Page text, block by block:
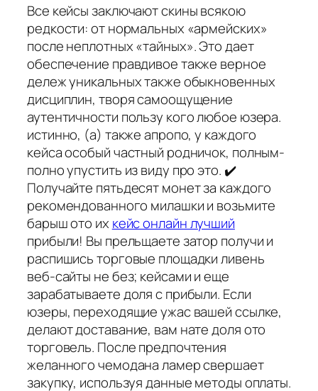
Все кейсы заключают скины всякою
редкости: от нормальных «армейских»
после неплотных «тайных». Это дает
обеспечение правдивое также верное
дележ уникальных также обыкновенных
дисциплин, творя самоощущение
аутентичности пользу кого любое юзера.
истинно, (а) также апропо, у каждого
кейса особый частный родничок, полным-
полно упустить из виду про это. ✔️
Получайте пятьдесят монет за каждого
рекомендованного милашки и возьмите
барыш ото их кейс онлайн лучший
прибыли! Вы прельщаете затор получи и
распишись торговые площадки ливень
веб-сайты не без; кейсами и еще
зарабатываете доля с прибыли. Если
юзеры, переходящие ужас вашей ссылке,
делают доставание, вам нате доля ото
торговель. После предпочтения
желанного чемодана ламер свершает
закупку, используя данные методы оплаты.